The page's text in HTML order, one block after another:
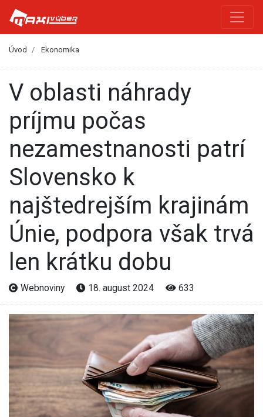
Úvod Ekonomika
V oblasti náhrady
príjmu počas
nezamestnanosti patrí
Slovensko k
najštedrejším krajinám
Únie, podpora však trvá
len krátku dobu
Webnoviny 18. august 2024 633